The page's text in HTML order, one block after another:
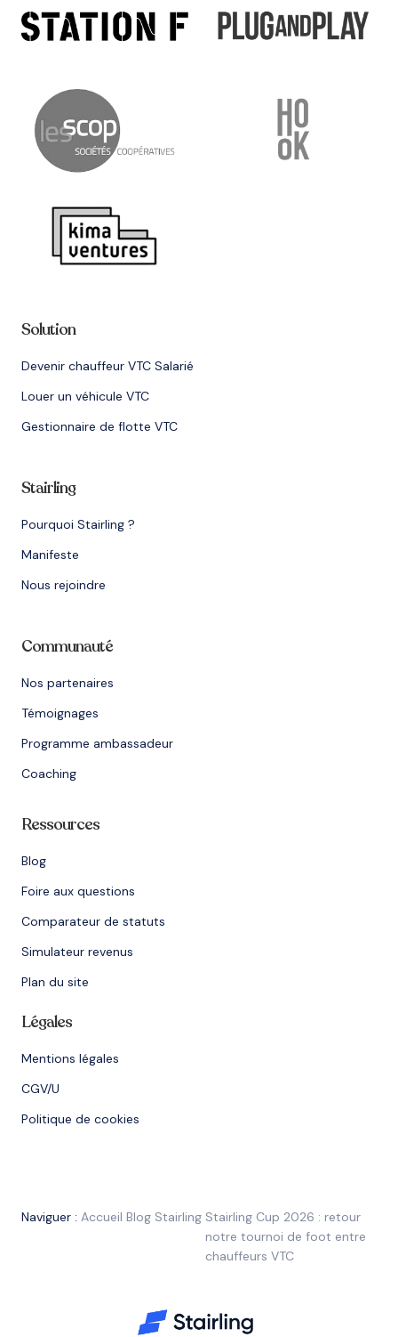
Solution
Devenir chauffeur VTC Salarié
Louer un véhicule VTC
Gestionnaire de flotte VTC
Stairling
Pourquoi Stairling ?
Manifeste
Nous rejoindre
Communauté
Nos partenaires
Témoignages
Programme ambassadeur
Coaching
Ressources
Blog
Foire aux questions
Comparateur de statuts
Simulateur revenus
Plan du site
Légales
Mentions légales
CGV/U
Politique de cookies
Naviguer : Accueil Blog Stairling Stairling Cup 2026 : retour
notre tournoi de foot entre
chauffeurs VTC